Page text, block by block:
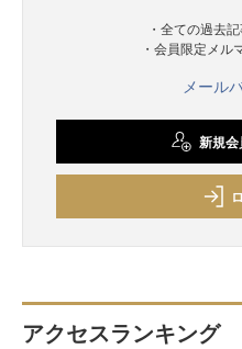
・全ての過去
・会員限定メル
メール
新規
アクセスランキング